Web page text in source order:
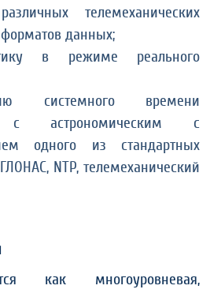
телемеханических
данных;
в режиме реального
системного времени
с астрономическим с
одного из стандартных
NTP, телемеханический
как многоуровневая,